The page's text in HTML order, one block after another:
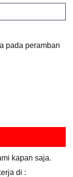
pada peramban
kapan saja.
di :